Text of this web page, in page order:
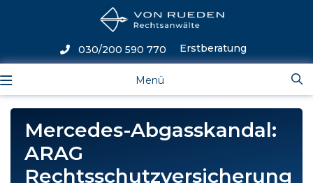
Menü
030/200 590 770 Erstberatung
Mercedes-Abgasskandal:
ARAG
Rechtsschutzversicherung